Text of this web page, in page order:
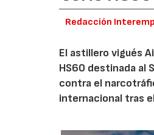
Redacción
El astillero vigués
HS60 destinada al
contra el
internacional tras